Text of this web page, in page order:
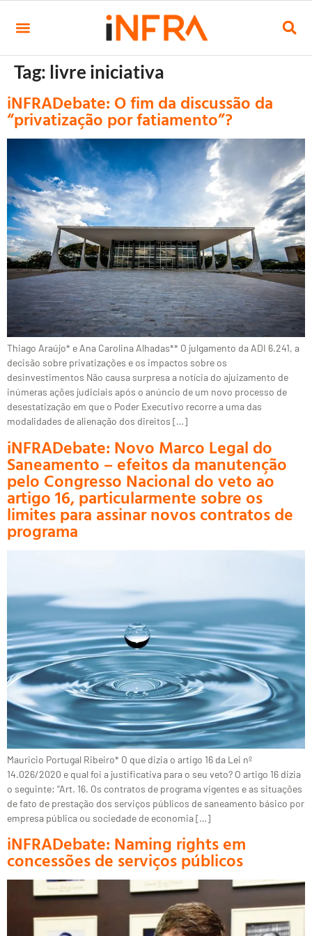
Tag: livre iniciativa
iNFRADebate: O fim da discussão da
“privatização por fatiamento”?
Thiago Araújo* e Ana Carolina Alhadas** O julgamento da ADI 6.241, a
decisão sobre privatizações e os impactos sobre os
desinvestimentos Não causa surpresa a notícia do ajuizamento de
inúmeras ações judiciais após o anúncio de um novo processo de
desestatização em que o Poder Executivo recorre a uma das
modalidades de alienação dos direitos […]
iNFRADebate: Novo Marco Legal do
Saneamento – efeitos da manutenção
pelo Congresso Nacional do veto ao
artigo 16, particularmente sobre os
limites para assinar novos contratos de
programa
Mauricio Portugal Ribeiro* O que dizia o artigo 16 da Lei nº
14.026/2020 e qual foi a justificativa para o seu veto? O artigo 16 dizia
o seguinte: “Art. 16. Os contratos de programa vigentes e as situações
de fato de prestação dos serviços públicos de saneamento básico por
empresa pública ou sociedade de economia […]
iNFRADebate: Naming rights em
concessões de serviços públicos